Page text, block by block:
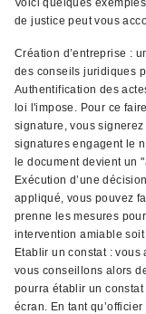
Voici quelques
de justice peut vous
Création d’entreprise :
des conseils juridiques
Authentification des
loi l'impose. Pour ce
signature, vous
signatures engagent le
le document devient un
Exécution d’une
appliqué, vous pouvez
prenne les mesures
intervention amiable
Etablir un constat :
vous conseillons alors
pourra établir un
écran. En tant